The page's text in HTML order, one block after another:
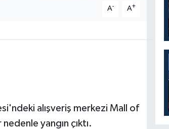
A- A+
alışveriş merkezi Mall of
yangın çıktı.